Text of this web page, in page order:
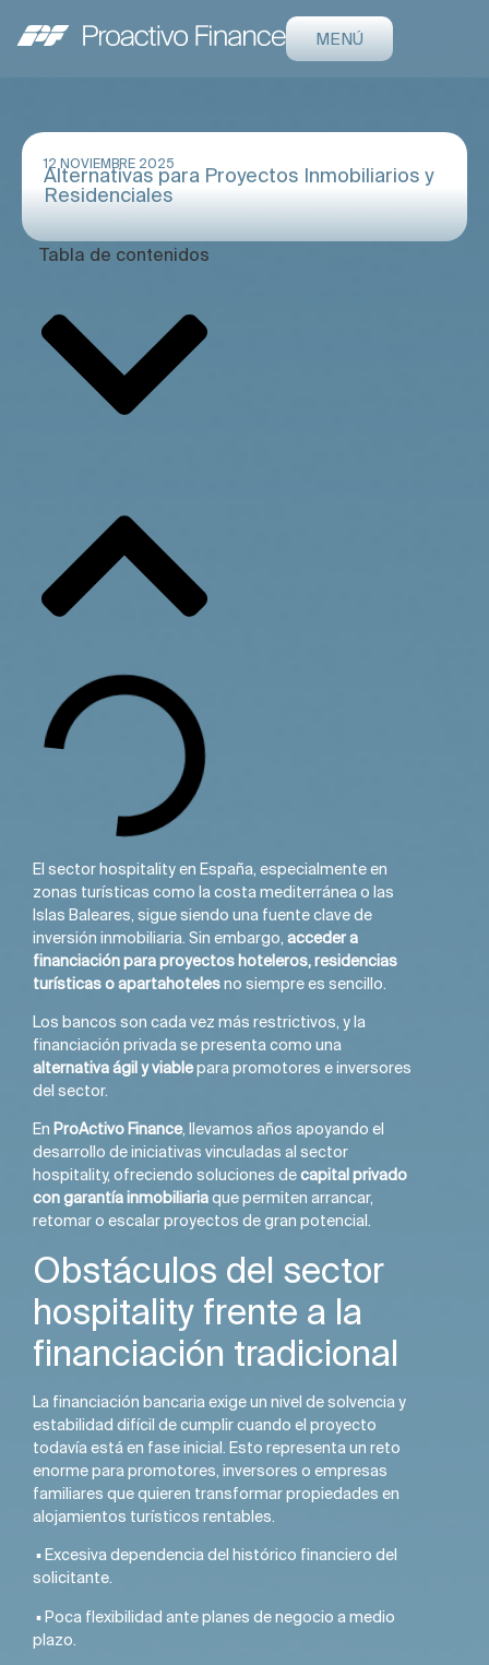
MENÚ
12 NOVIEMBRE 2025
Alternativas para Proyectos Inmobiliarios y
Residenciales
Tabla de contenidos
El sector hospitality en España, especialmente en
zonas turísticas como la costa mediterránea o las
Islas Baleares, sigue siendo una fuente clave de
inversión inmobiliaria. Sin embargo, acceder a
financiación para proyectos hoteleros, residencias
turísticas o apartahotelesno siempre es sencillo.
Los bancos son cada vez más restrictivos, y la
financiación privada se presenta como una
alternativa ágil y viablepara promotores e inversores
del sector.
En ProActivo Finance, llevamos años apoyando el
desarrollo de iniciativas vinculadas al sector
hospitality, ofreciendo soluciones decapital privado
con garantía inmobiliariaque permiten arrancar,
retomar o escalar proyectos de gran potencial.
Obstáculos del sector
hospitality frente a la
financiación tradicional
La financiación bancaria exige un nivel de solvencia y
estabilidad difícil de cumplir cuando el proyecto
todavía está en fase inicial. Esto representa un reto
enorme para promotores, inversores o empresas
familiares que quieren transformar propiedades en
alojamientos turísticos rentables.
▪️ Excesiva dependencia del histórico financiero del
solicitante.
▪️ Poca flexibilidad ante planes de negocio a medio
plazo.